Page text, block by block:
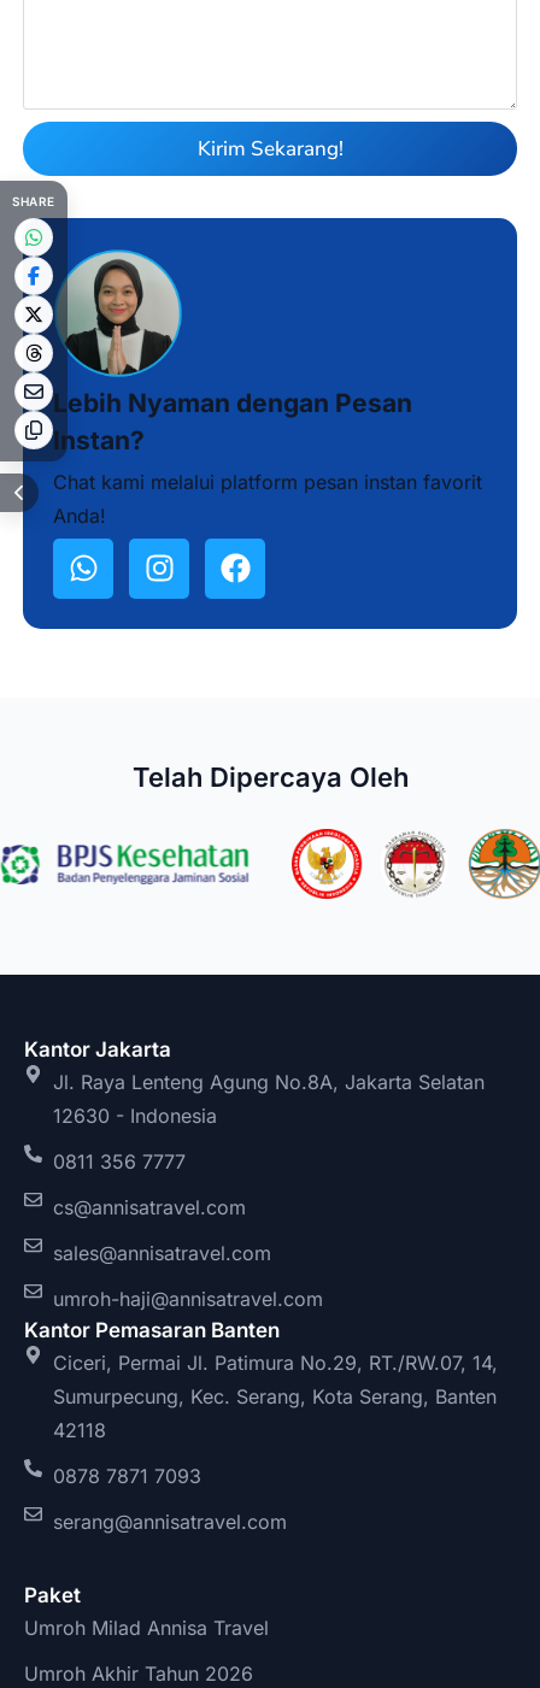
Kirim Sekarang!
Lebih Nyaman dengan Pesan
Instan?
Chat kami melalui platform pesan instan favorit
Anda!
Telah Dipercaya Oleh
Kantor Jakarta
Jl. Raya Lenteng Agung No.8A, Jakarta Selatan
12630 - Indonesia
0811 356 7777
cs@annisatravel.com
sales@annisatravel.com
umroh-haji@annisatravel.com
Kantor Pemasaran Banten
Ciceri, Permai Jl. Patimura No.29, RT./RW.07, 14,
Sumurpecung, Kec. Serang, Kota Serang, Banten
42118
0878 7871 7093
serang@annisatravel.com
Paket
Umroh Milad Annisa Travel
Umroh Akhir Tahun 2026
SHARE